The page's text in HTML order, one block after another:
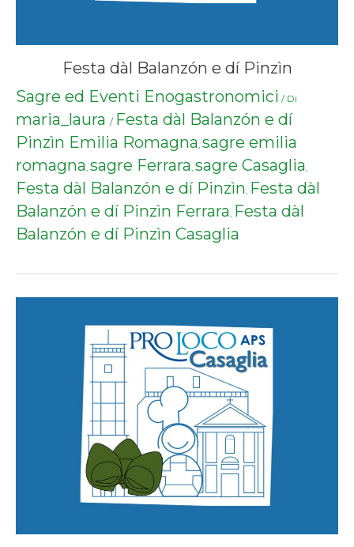
Festa dàl Balanzón e dí Pinzìn
Sagre ed Eventi Enogastronomici / Di
maria_laura / Festa dàl Balanzón e dí
Pinzìn Emilia Romagna, sagre emilia
romagna, sagre Ferrara, sagre Casaglia,
Festa dàl Balanzón e dí Pinzìn, Festa dàl
Balanzón e dí Pinzìn Ferrara, Festa dàl
Balanzón e dí Pinzìn Casaglia